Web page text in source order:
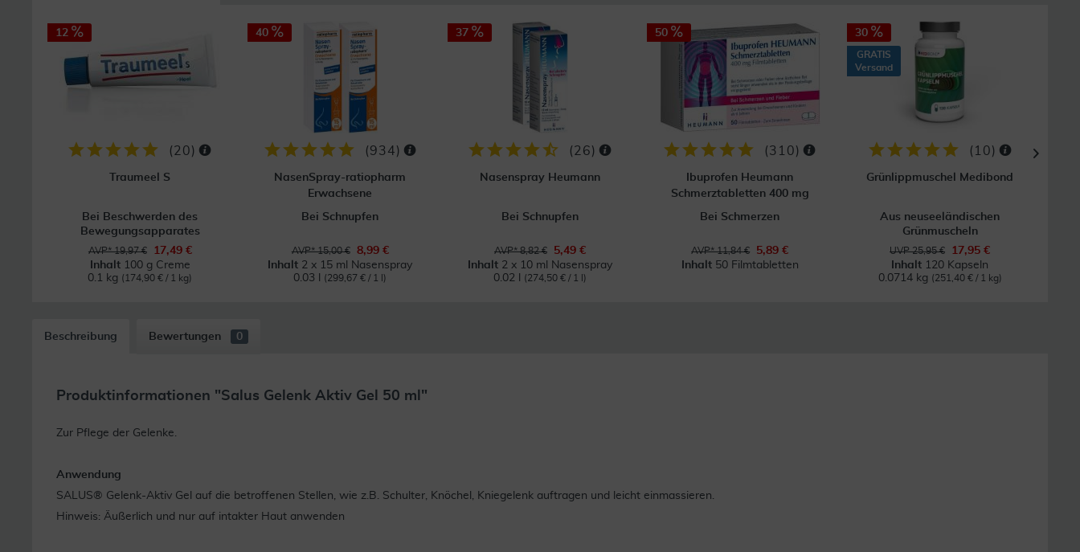
12
(20)
Traumeel S
Bei Beschwerden des
Bewegungsapparates
AVP* 19,97 €
17,49 €
Inhalt 100 g Creme
0.1 kg (174,90 € / 1 kg)
40
(934)
NasenSpray-ratiopharm
Erwachsene
Bei Schnupfen
AVP* 15,00 €
8,99 €
Inhalt 2 x 15 ml Nasenspray
0.03 l
(299,67 € / 1 l)
37
(26)
Nasenspray Heumann
Bei Schnupfen
AVP* 8,82 €
5,49 €
Inhalt 2 x 10 ml Nasenspray
0.02 l
(274,50 € / 1 l)
50
(310)
Ibuprofen Heumann
Schmerztabletten 400 mg
Bei Schmerzen
AVP* 11,84 €
5,89 €
Inhalt 50 Filmtabletten
30
GRATIS
Versand
( 10)
Grünlippmuschel Medibond
Aus neuseeländischen
Grünmuscheln
UVP 25,95 €
17,95 €
Inhalt 120 Kapseln
0.0714 kg (251,40 € / 1 kg)
Beschreibung Bewertungen 0
Produktinformationen "Salus Gelenk Aktiv Gel 50 ml"
Zur Pflege der Gelenke.
Anwendung
SALUS® Gelenk-Aktiv Gel auf die betroffenen Stellen, wie z.B. Schulter, Knöchel, Kniegelenk auftragen und leicht einmassieren.
Hinweis: Äußerlich und nur auf intakter Haut anwenden